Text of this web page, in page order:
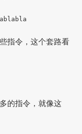
指令，这个套路看
的指令，就像这